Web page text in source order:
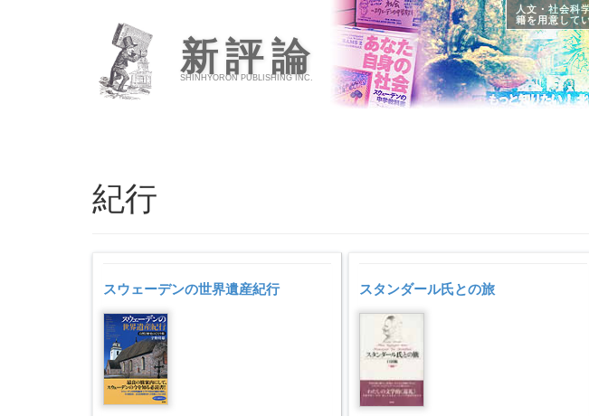
新評論
SHINHYORON PUBLISHING INC.
人文・社会科
籍を用意して
紀行
スウェーデンの世界遺産紀行 スタンダール氏との旅